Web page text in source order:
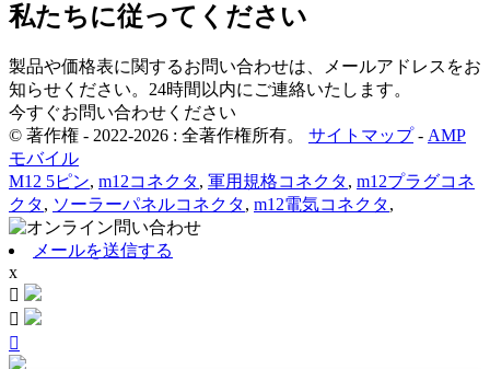
私たちに従ってください
製品や価格表に関するお問い合わせは、メールアドレスをお
知らせください。24時間以内にご連絡いたします。
今すぐお問い合わせください
© 著作権 - 2022-2026 : 全著作権所有。
サイトマップ- AMP
モバイル
M12 5ピン, m12コネクタ, 軍用規格コネクタ, m12プラグコネ
クタ, ソーラーパネルコネクタ, m12電気コネクタ,
メールを送信する
x


